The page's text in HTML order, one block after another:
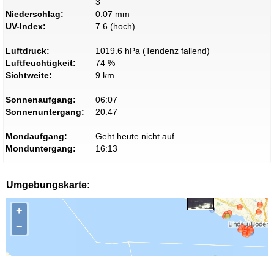
Niederschlag:
0.07 mm
UV-Index:
7.6 (hoch)
Luftdruck:
1019.6 hPa (Tendenz fallend)
Luftfeuchtigkeit:
74 %
Sichtweite:
9 km
Sonnenaufgang:
06:07
Sonnenuntergang:
20:47
Mondaufgang:
Geht heute nicht auf
Monduntergang:
16:13
Umgebungskarte:
+
−